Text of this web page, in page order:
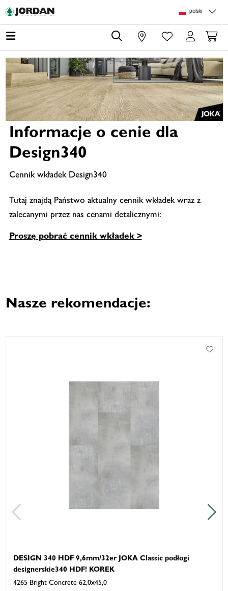
polski
0
Informacje o cenie dla
Design340
Cennik wkładek Design340
Tutaj znajdą Państwo aktualny cennik wkładek wraz z
zalecanymi przez nas cenami detalicznymi:
Proszę pobrać cennik wkładek >
Nasze rekomendacje:
DESIGN 340 HDF 9,6mm/32er JOKA Classic podłogi
designerskie340 HDF! KOREK
4265 Bright Concrete 62,0x45,0